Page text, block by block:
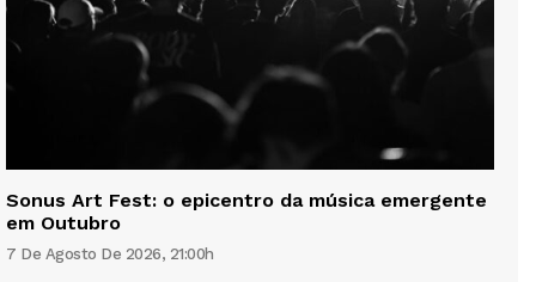
Sonus Art Fest: o epicentro da música emergente
em Outubro
7 De Agosto De 2026, 21:00h